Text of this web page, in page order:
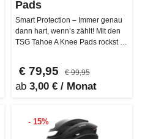
Pads
Smart Protection – Immer genau
dann hart, wenn’s zählt! Mit den
TSG Tahoe A Knee Pads rockst du
€ 79,95 € 99,95
ab 3,00 € / Monat
- 15%